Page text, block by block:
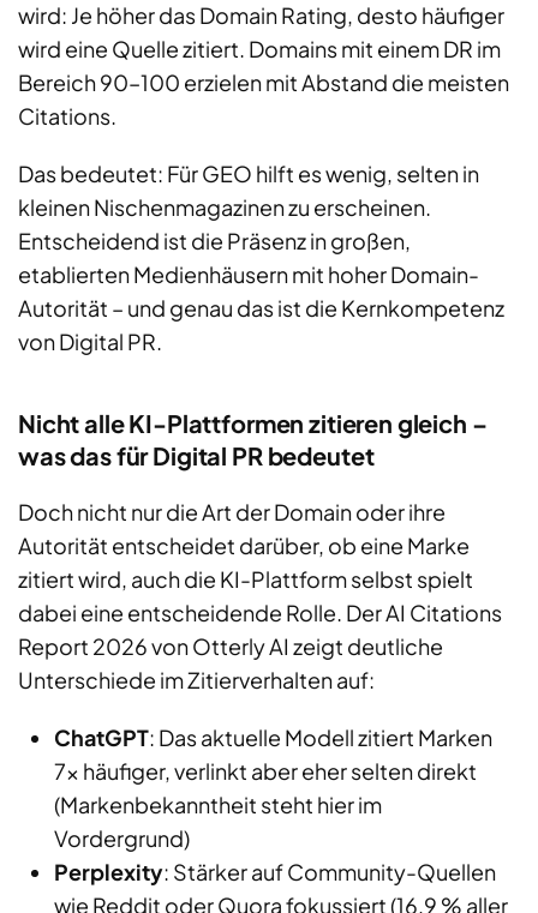
wird: Je höher das Domain Rating, desto häufiger
wird eine Quelle zitiert. Domains mit einem DR im
Bereich 90–100 erzielen mit Abstand die meisten
Citations.
Das bedeutet: Für GEO hilft es wenig, selten in
kleinen Nischenmagazinen zu erscheinen.
Entscheidend ist die Präsenz in großen,
etablierten Medienhäusern mit hoher Domain-
Autorität – und genau das ist die Kernkompetenz
von Digital PR.
Nicht alle KI-Plattformen zitieren gleich –
was das für Digital PR bedeutet
Doch nicht nur die Art der Domain oder ihre
Autorität entscheidet darüber, ob eine Marke
zitiert wird, auch die KI-Plattform selbst spielt
dabei eine entscheidende Rolle. Der AI Citations
Report 2026 von Otterly AI zeigt deutliche
Unterschiede im Zitierverhalten auf:
ChatGPT: Das aktuelle Modell zitiert Marken
7x häufiger, verlinkt aber eher selten direkt
(Markenbekanntheit steht hier im
Vordergrund)
Perplexity: Stärker auf Community-Quellen
wie Reddit oder Quora fokussiert (16,9 % aller